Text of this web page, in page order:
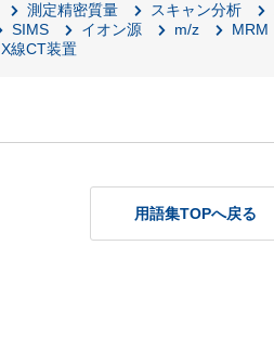
測定精密質量 スキャン分析
SIMS イオン源 m/z MRM
X線CT装置
用語集TOPへ戻る